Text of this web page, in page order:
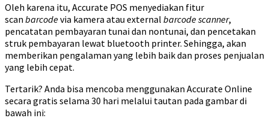
Oleh karena itu, Accurate POS menyediakan fitur
scan barcodevia kamera atau external barcodescanner,
pencatatan pembayaran tunai dan nontunai, dan pencetakan
struk pembayaran lewat bluetooth printer. Sehingga, akan
memberikan pengalaman yang lebih baik dan proses penjualan
yang lebih cepat.
Tertarik? Anda bisa mencoba menggunakan Accurate Online
secara gratis selama 30 hari melalui tautan pada gambar di
bawah ini: